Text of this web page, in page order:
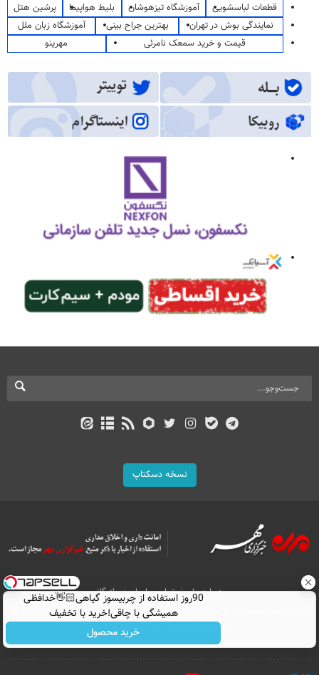
قطعات لباسشویی
آموزشگاه تیزهوشان بلیط هواپیما
پرشین هتل
نمایندگی بوش در تهران
بهترین جراح بینی
آموزشگاه زبان ملل
قیمت و خرید سمعک نامرئی
مهرینو
نسخه دسکتاپ
درباره ما تماس با ما
بازرگانی
All Content by Mehr News Agency is licensed under a Creative Commons
Attribution 4.0 International License.
90روز استفاده از چربیسوز گیاهی👋🏻خدافظی
همیشگی با چاقی!خرید با تخفیف
خرید محصول